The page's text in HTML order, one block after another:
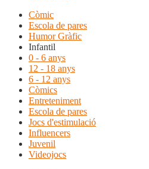
Còmic
Escola de pares
Humor Gràfic
Infantil
0 - 6 anys
12 - 18 anys
6 - 12 anys
Còmics
Entreteniment
Escola de pares
Jocs d'estimulació
Influencers
Juvenil
Videojocs